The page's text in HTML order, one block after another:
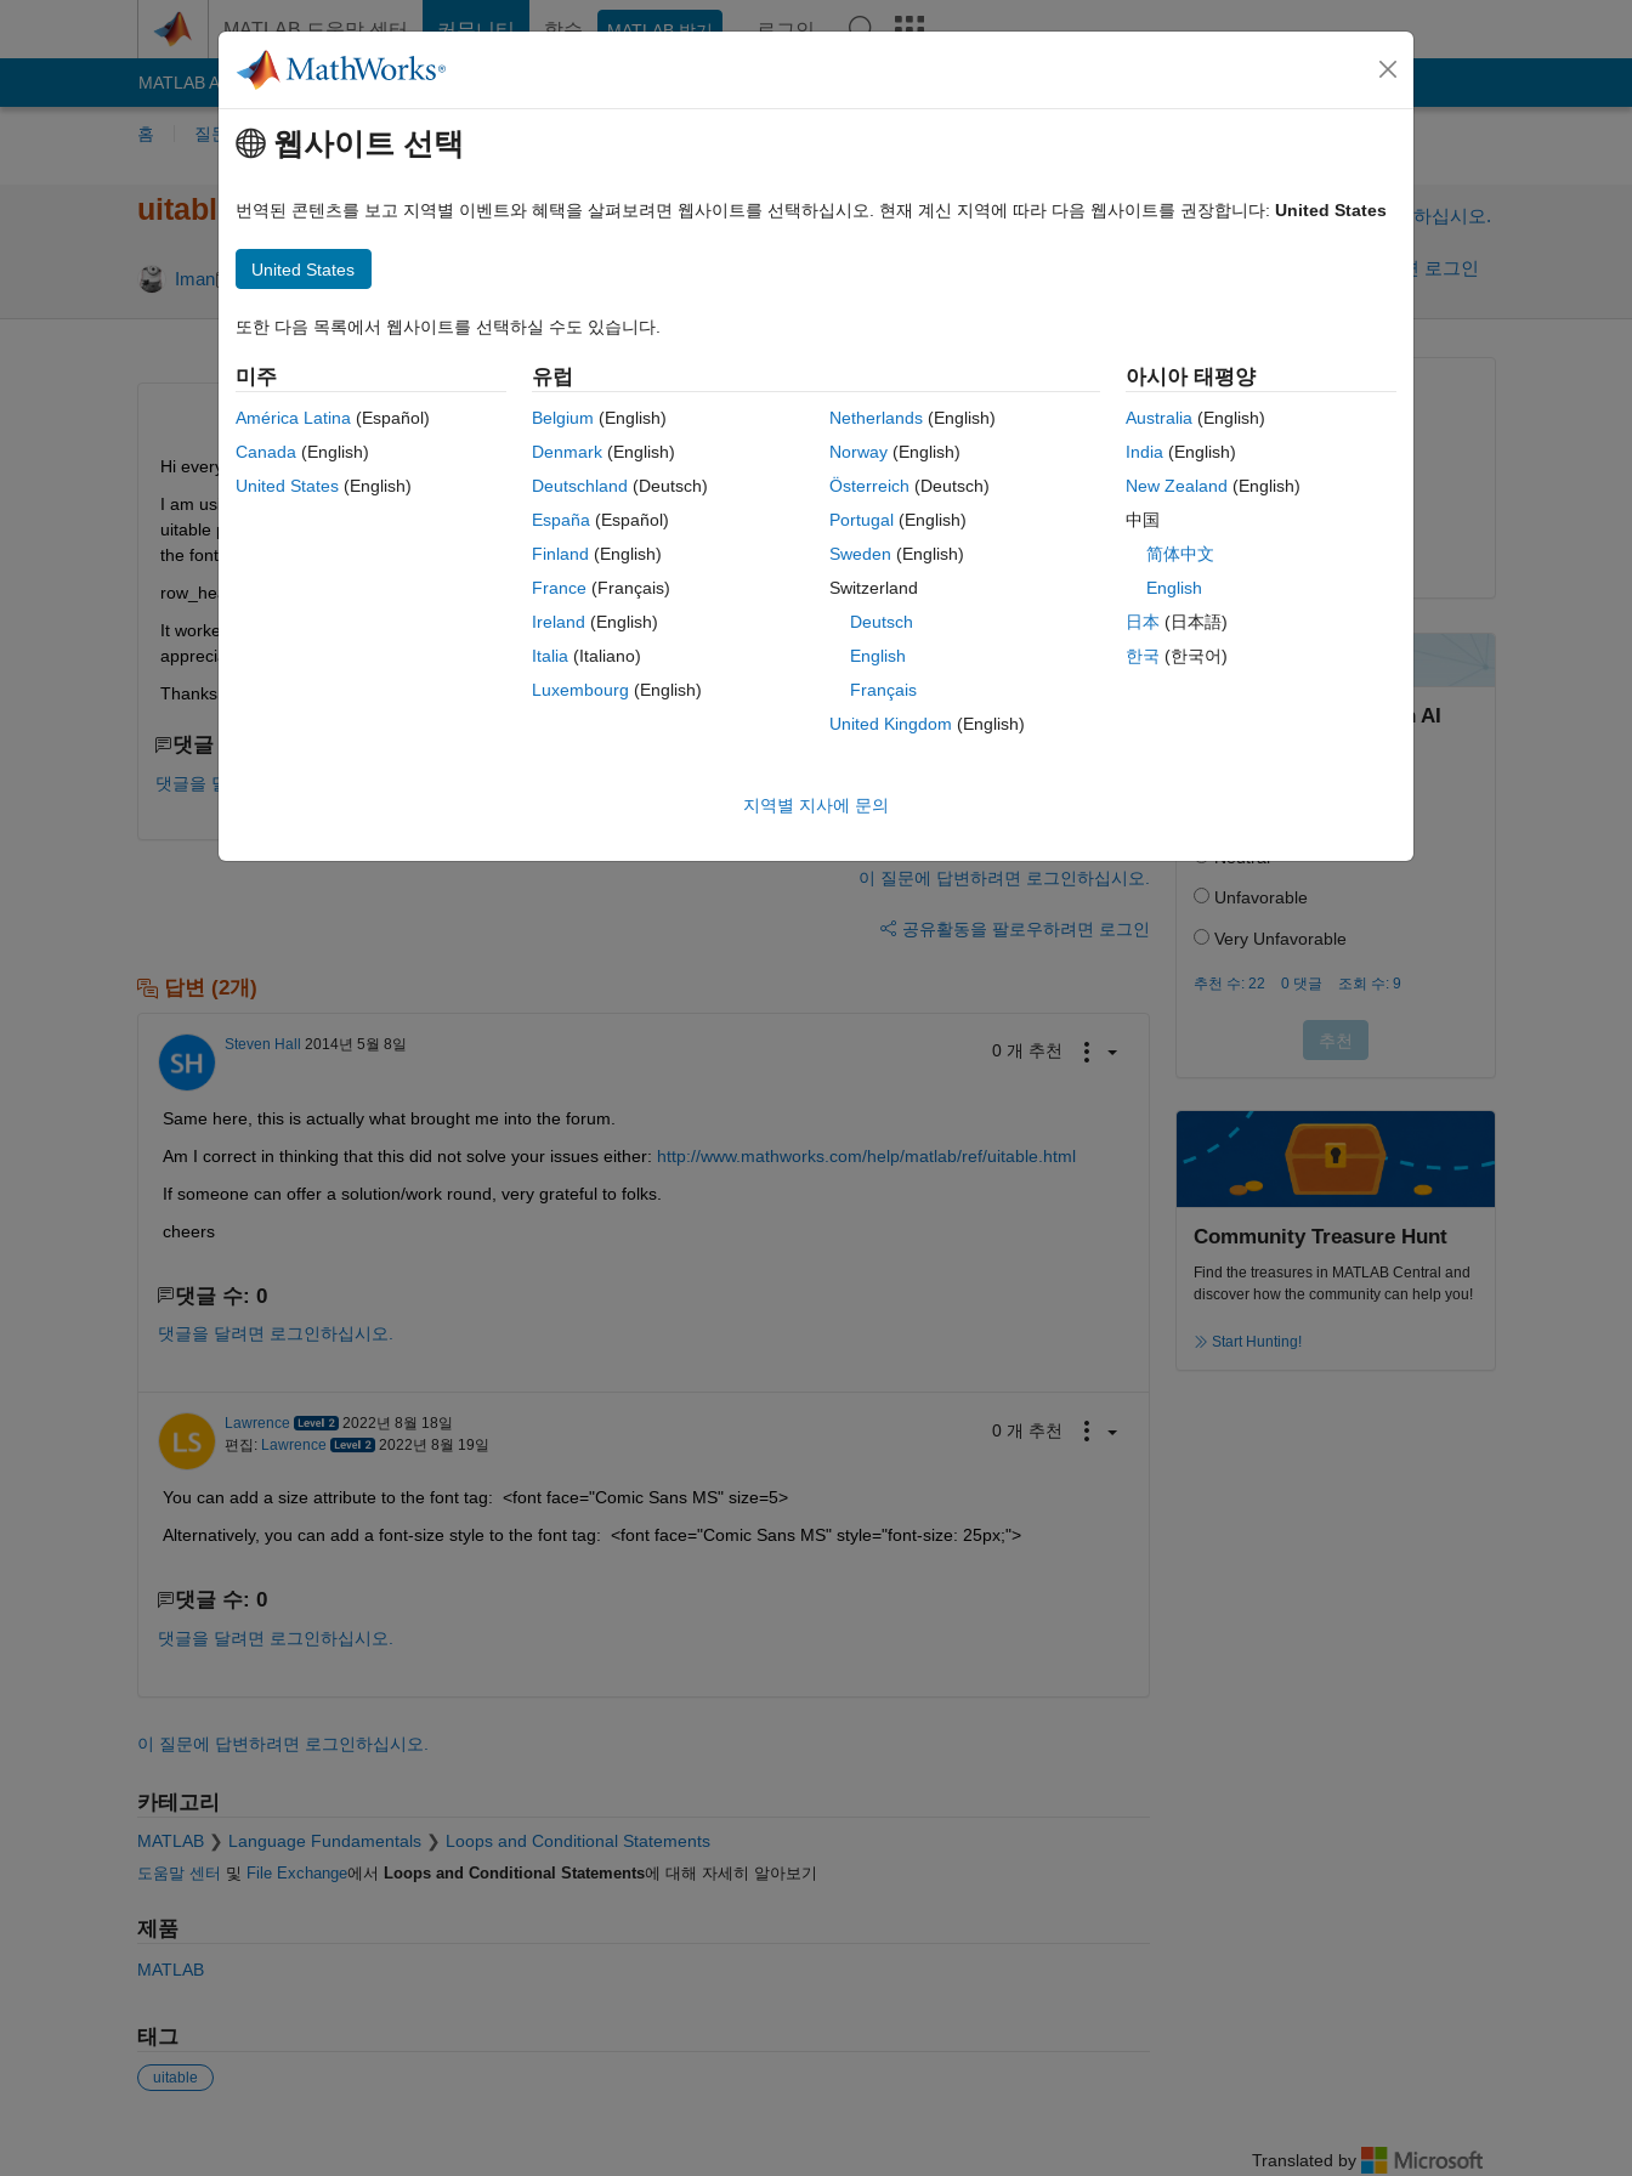
MATLAB 도움말 센터 커뮤니티 학습 MATLAB 받기 로그인
MATLAB Answers File Exchange
홈 질문하기 답변하기 찾아보기
uitable - how to change the font name for headings
Iman 2014 1월 2 2 답변
이 질문에 답변하려면 로그인하십시오.
활동을 팔로우하려면 로그인
0 개 추천
Hi everyone,
I am using "uitable" to show the final output in a table format. I can change all settings for the cells (fonts, colors, etc.) using
uitable properties but I couldn't figure out how to change the settings for the headings. More specifically, I wanted to change
the font for rows' headings but I couldn't. I used the following command
row_heading{i} = ['<html><br><font face="Comic Sans MS">' sprintf('%c',rnames{i}) '</font></br></html>'];
It worked, but the names occupies the whole table. I mean the cells are not visible anymore. Any suggestion would be highly
appreciated.
Thanks, Iman
댓글 수: 0
댓글을 달려면 로그인하십시오.
이 질문에 답변하려면 로그인하십시오.
공유활동을 팔로우하려면 로그인
답변 (2개)
Steven Hall 2014년 5월 8일 0 개 추천
Same here, this is actually what brought me into the forum.
Am I correct in thinking that this did not solve your issues either: http://www.mathworks.com/help/matlab/ref/uitable.html
If someone can offer a solution/work round, very grateful to folks.
cheers
댓글 수: 0
댓글을 달려면 로그인하십시오.
Lawrence
2022년 8월 18일
편집: Lawrence 2022년 8월 19일
0 개 추천
You can add a size attribute to the font tag:  <font face="Comic Sans MS" size=5>
Alternatively, you can add a font-size style to the font tag:  <font face="Comic Sans MS" style="font-size: 25px;">
댓글 수: 0
댓글을 달려면 로그인하십시오.
이 질문에 답변하려면 로그인하십시오.
카테고리
MATLAB Language Fundamentals Loops and Conditional Statements
도움말 센터 및 File Exchange에서 Loops and Conditional Statements에 대해 자세히 알아보기
제품
MATLAB
태그
uitable
질문:
Iman
2014년 1월 2일
편집:
2022년 8월 19일
Community Treasure Hunt
Find the treasures in MATLAB Central and
discover how the community can help you!
Start Hunting!
Translated by
웹사이트 선택
번역된 콘텐츠를 보고 지역별 이벤트와 혜택을 살펴보려면 웹사이트를 선택하십시오. 현재 계신 지역에 따라 다음 웹사이트를 권장합니다: United States
United States
또한 다음 목록에서 웹사이트를 선택하실 수도 있습니다.
미주
América Latina (Español)
Canada (English)
United States (English)
유럽
Belgium (English)
Denmark (English)
Deutschland (Deutsch)
España (Español)
Finland (English)
France (Français)
Ireland (English)
Italia (Italiano)
Luxembourg (English)
Netherlands(English)
Norway(English)
Österreich (Deutsch)
Portugal(English)
Sweden (English)
Switzerland
Deutsch
English
Français
United Kingdom (English)
아시아 태평양
Australia(English)
India(English)
New Zealand (English)
中国
简体中文
English
日本 (日本語)
한국 (한국어)
지역별 지사에 문의